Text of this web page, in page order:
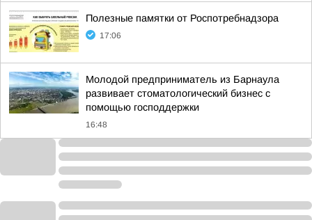
Полезные памятки от Роспотребнадзора
17:06
Молодой предприниматель из Барнаула
развивает стоматологический бизнес с
помощью господдержки
16:48